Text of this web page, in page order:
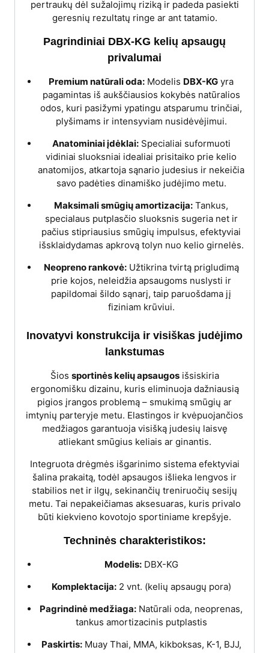
pertraukų dėl sužalojimų riziką ir padeda pasiekti
geresnių rezultatų ringe ar ant tatamio.
Pagrindiniai DBX-KG kelių apsaugų
privalumai
Premium natūrali oda: Modelis DBX-KG yra
pagamintas iš aukščiausios kokybės natūralios
odos, kuri pasižymi ypatingu atsparumu trinčiai,
plyšimams ir intensyviam nusidėvėjimui.
Anatominiai įdėklai:Specialiai suformuoti
vidiniai sluoksniai idealiai prisitaiko prie kelio
anatomijos, atkartoja sąnario judesius ir nekeičia
savo padėties dinamiško judėjimo metu.
Maksimali smūgių amortizacija: Tankus,
specialaus putplasčio sluoksnis sugeria net ir
pačius stipriausius smūgių impulsus, efektyviai
išsklaidydamas apkrovą tolyn nuo kelio girnelės.
Neopreno rankovė:Užtikrina tvirtą prigludimą
prie kojos, neleidžia apsaugoms nuslysti ir
papildomai šildo sąnarį, taip paruošdama jį
fiziniam krūviui.
Inovatyvi konstrukcija ir visiškas judėjimo
lankstumas
Šios sportinės kelių apsaugosišsiskiria
ergonomišku dizainu, kuris eliminuoja dažniausią
pigios įrangos problemą – smukimą smūgių ar
imtynių parteryje metu. Elastingos ir kvėpuojančios
medžiagos garantuoja visišką judesių laisvę
atliekant smūgius keliais ar ginantis.
Integruota drėgmės išgarinimo sistema efektyviai
šalina prakaitą, todėl apsaugos išlieka lengvos ir
stabilios net ir ilgų, sekinančių treniruočių sesijų
metu. Tai nepakeičiamas aksesuaras, kuris privalo
būti kiekvieno kovotojo sportiniame krepšyje.
Techninės charakteristikos:
Modelis:DBX-KG
Komplektacija:2 vnt. (kelių apsaugų pora)
Pagrindinė medžiaga: Natūrali oda, neoprenas,
tankus amortizacinis putplastis
Paskirtis:Muay Thai, MMA, kikboksas, K-1, BJJ,